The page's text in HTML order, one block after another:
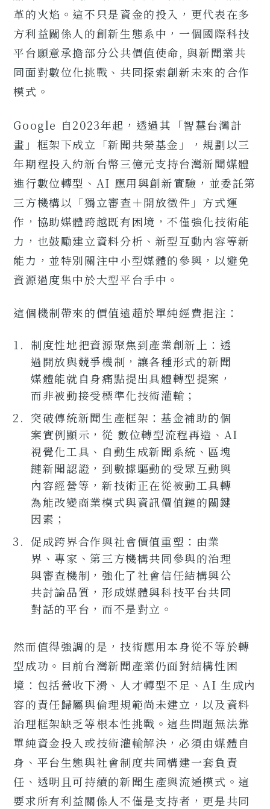
革的火焰。這不只是資金的投入，更代表在多
方利益關係人的創新生態系中，一個國際科技
平台願意承擔部分公共價值使命, 與新聞業共
同面對數位化挑戰、共同探索創新未來的合作
模式。
Google 自2023年起，透過其「智慧台灣計
畫」框架下成立「新聞共榮基金」，規劃以三
年期程投入約新台幣三億元支持台灣新聞媒體
進行數位轉型、AI 應用與創新實驗，並委託第
三方機構以「獨立審查＋開放徵件」方式運
作，協助媒體跨越既有困境，不僅強化技術能
力，也鼓勵建立資料分析、新型互動內容等新
能力，並特別關注中小型媒體的參與，以避免
資源過度集中於大型平台手中。
這個機制帶來的價值遠超於單純經費挹注：
制度性地把資源聚焦到產業創新上：透
過開放與競爭機制，讓各種形式的新聞
媒體能就自身痛點提出具體轉型提案，
而非被動接受標準化技術灌輸；
突破傳統新聞生產框架：基金補助的個
案實例顯示，從 數位轉型流程再造、AI
視覺化工具、自動生成新聞系統、區塊
鏈新聞認證，到數據驅動的受眾互動與
內容經營等，新技術正在從被動工具轉
為能改變商業模式與資訊價值鏈的關鍵
因素；
促成跨界合作與社會價值重塑：由業
界、專家、第三方機構共同參與的治理
與審查機制，強化了社會信任結構與公
共討論品質，形成媒體與科技平台共同
對話的平台，而不是對立。
然而值得強調的是，技術應用本身從不等於轉
型成功。目前台灣新聞產業仍面對結構性困
境：包括營收下滑、人才轉型不足、AI 生成內
容的責任歸屬與倫理規範尚未建立，以及資料
治理框架缺乏等根本性挑戰。這些問題無法靠
單純資金投入或技術灌輸解決，必須由媒體自
身、平台生態與社會制度共同構建一套負責
任、透明且可持續的新聞生產與流通模式。這
要求所有利益關係人不僅是支持者，更是共同